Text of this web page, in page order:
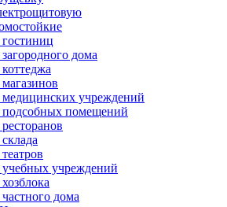
дома
медицинских учреждений
подсобных помещений
учебных учреждений
дома